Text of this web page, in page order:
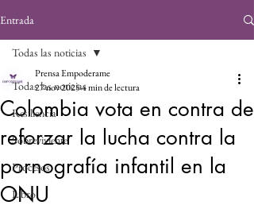
Entrada
Todas las noticias
Resiliencia
Sobreviviente
Procesos
Libro
Todas las noticias
Colombia vota en contra de
reforzar la lucha contra la
pornografía infantil en la
ONU
Prensa Empoderame
27 nov 20254 min de lectura